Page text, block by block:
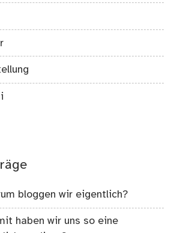
bloggen wir eigentlich?
haben wir uns so eine